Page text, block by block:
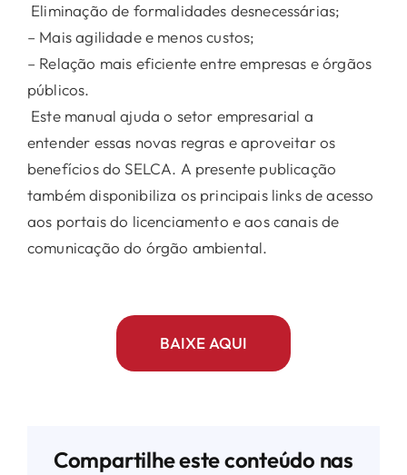
Eliminação de formalidades desnecessárias;
– Mais agilidade e menos custos;
– Relação mais eficiente entre empresas e órgãos
públicos.
Este manual ajuda o setor empresarial a
entender essas novas regras e aproveitar os
benefícios do SELCA. A presente publicação
também disponibiliza os principais links de acesso
aos portais do licenciamento e aos canais de
comunicação do órgão ambiental.
BAIXE AQUI
Compartilhe este conteúdo nas